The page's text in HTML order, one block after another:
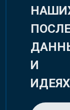
И
ИДЕЯХ